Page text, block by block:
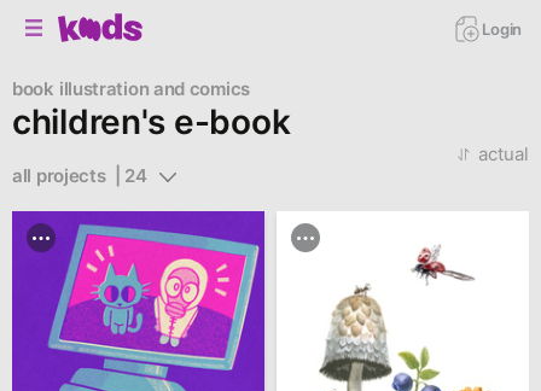
Login
book illustration and comics
children's e-book
all projects  | 24
actual